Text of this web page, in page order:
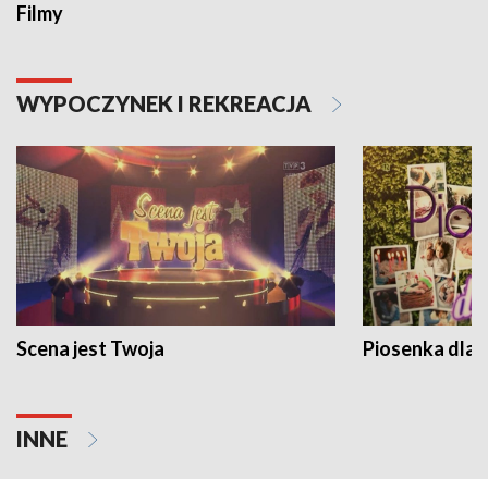
Filmy
WYPOCZYNEK I REKREACJA
Scena jest Twoja Piosenka dla
INNE